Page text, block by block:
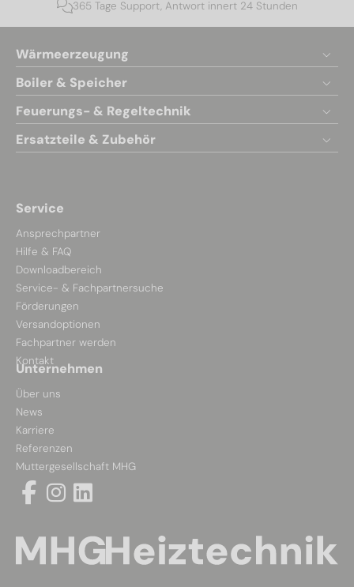
365 Tage Support, Antwort innert 24 Stunden
Wärmeerzeugung
Boiler & Speicher
Feuerungs- & Regeltechnik
Ersatzteile & Zubehör
Service
Ansprechpartner
Hilfe & FAQ
Downloadbereich
Service- & Fachpartnersuche
Förderungen
Versandoptionen
Fachpartner werden
Kontakt
Unternehmen
Über uns
News
Karriere
Referenzen
Muttergesellschaft MHG